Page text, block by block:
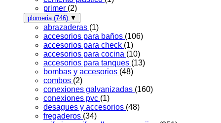
primer (2)
plomeria (746) ▼
abrazaderas (1)
accesorios para baños (106)
accesorios para check (1)
accesorios para cocina (10)
accesorios para tanques (13)
bombas y accesorios (48)
combos (2)
conexiones galvanizadas (160)
conexiones pvc (1)
desagues y accesorios (48)
fregaderos (34)